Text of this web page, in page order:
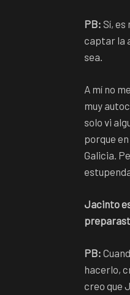
PB: Sí,
captar la
sea.
A mí no
muy
solo vi
porque
Galicia.
Jacinto
PB:
hacerlo,
creo que